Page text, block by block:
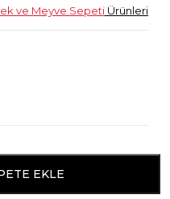
ve Meyve Sepeti Ürünleri
EKLE